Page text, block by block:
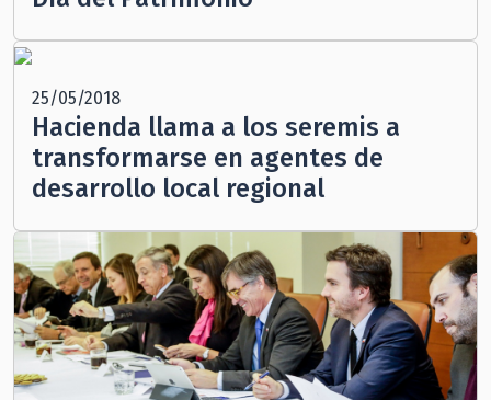
25/05/2018
Hacienda llama a los seremis a
transformarse en agentes de
desarrollo local regional